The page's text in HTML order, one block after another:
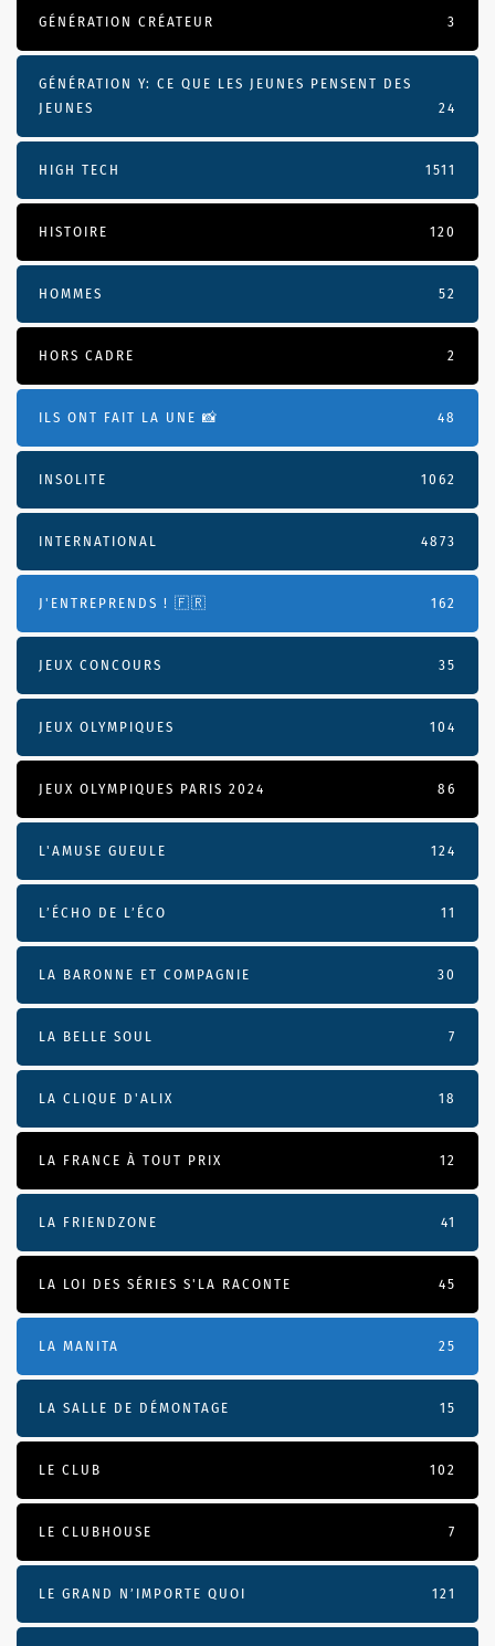
GÉNÉRATION CRÉATEUR 3
GÉNÉRATION Y: CE QUE LES JEUNES PENSENT DES
JEUNES
24
HIGH TECH 1511
HISTOIRE 120
HOMMES 52
HORS CADRE 2
ILS ONT FAIT LA UNE 📸 48
INSOLITE 1062
INTERNATIONAL 4873
J'ENTREPRENDS ! 🇫🇷 162
JEUX CONCOURS 35
JEUX OLYMPIQUES 104
JEUX OLYMPIQUES PARIS 2024 86
L'AMUSE GUEULE 124
L’ÉCHO DE L’ÉCO 11
LA BARONNE ET COMPAGNIE 30
LA BELLE SOUL 7
LA CLIQUE D'ALIX 18
LA FRANCE À TOUT PRIX 12
LA FRIENDZONE 41
LA LOI DES SÉRIES S'LA RACONTE 45
LA MANITA 25
LA SALLE DE DÉMONTAGE 15
LE CLUB 102
LE CLUBHOUSE 7
LE GRAND N’IMPORTE QUOI 121